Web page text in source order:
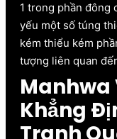
1 trong phần đông
yếu một số túng
kém thiểu kém
tượng liên quan
Manhwa
Khẳng